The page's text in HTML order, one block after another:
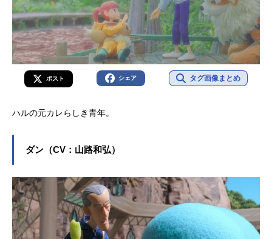
ポスト シェア タグ画像まとめ
ハルの元カレらしき青年。
ダン（CV：山路和弘）